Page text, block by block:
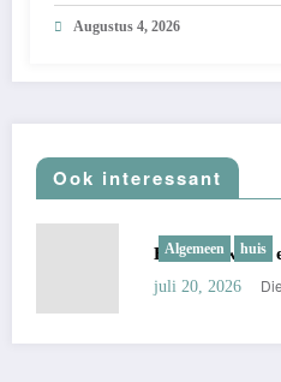
Augustus 4, 2026
Ook interessant
Algemeen huis
Hoe oud wordt een
juli 20, 2026 Diederik